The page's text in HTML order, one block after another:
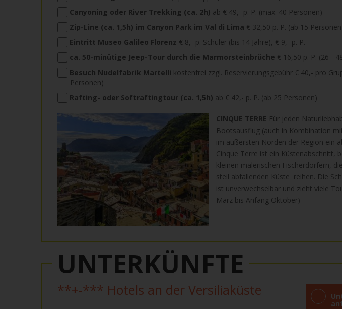
Canyoning oder River Trekking (ca. 2h) ab € 49,- p. P. (max. 40 Personen)
Zip-Line (ca. 1,5h) im Canyon Park im Val di Lima € 32,50 p. P. (ab 15
Eintritt Museo Galileo Florenz € 8,- p. Schüler (bis 14 Jahre), € 9,- p. P.
ca. 50-minütige Jeep-Tour durch die Marmorsteinbrüche € 16,50 p. P. (26 -
Besuch Nudelfabrik Martelli kostenfrei zzgl. Reservierungsgebühr € 40,- pro
Personen)
Rafting- oder Softraftingtour (ca. 1,5h) ab € 42,- p. P. (ab 25 Personen)
CINQUE TERRE Für jeden
Bootsausflug (auch in Kombination
im äußersten Norden der Region ein
Cinque Terre ist ein Küstenabschnitt,
kleinen malerischen Fischerdörfern,
steil abfallenden Küste reihen. Die
ist unverwechselbar und zieht viele
März bis Anfang Oktober)
UNTERKÜNFTE
**+-*** Hotels an der Versiliaküste